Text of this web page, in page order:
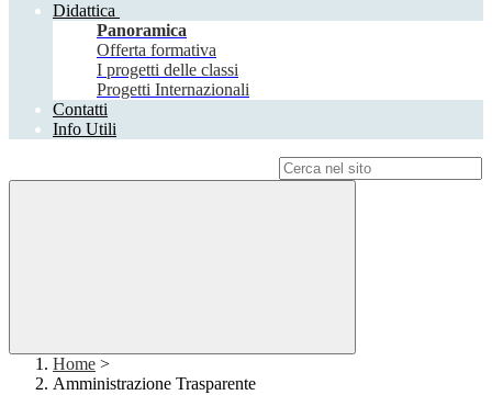
Didattica
Panoramica
Offerta formativa
I progetti delle classi
Progetti Internazionali
Contatti
Info Utili
Home >
Amministrazione Trasparente